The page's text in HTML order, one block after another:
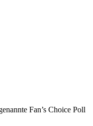
Fan’s Choice Poll